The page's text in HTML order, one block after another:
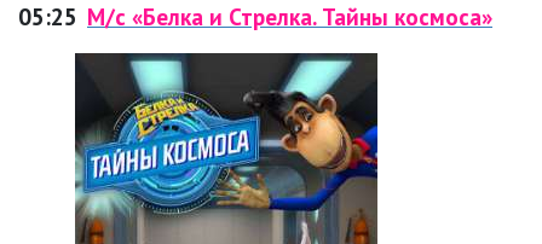
05:25 М/с «Белка и Стрелка. Тайны космоса»